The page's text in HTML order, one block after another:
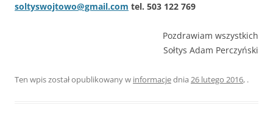
soltyswojtowo@gmail.com tel. 503 122 769
Pozdrawiam wszystkich
Sołtys Adam Perczyński
Ten wpis został opublikowany w informacjednia 26 lutego 2016, .